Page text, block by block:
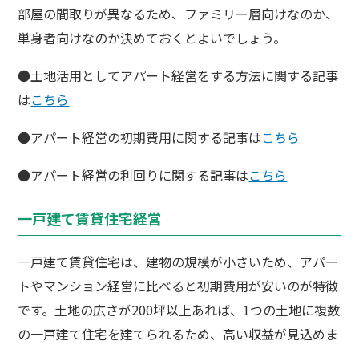
部屋の間取りが異なるため、ファミリー層向けなのか、
単身者向けなのか決めておくとよいでしょう。
●土地活用としてアパート経営をする方法に関する記事
はこちら
●アパート経営の初期費用に関する記事はこちら
●アパート経営の利回りに関する記事はこちら
一戸建て賃貸住宅経営
一戸建て賃貸住宅は、建物の規模が小さいため、アパー
トやマンション経営に比べると初期費用が安いのが特徴
です。土地の広さが200坪以上あれば、1つの土地に複数
の一戸建て住宅を建てられるため、高い収益が見込めま